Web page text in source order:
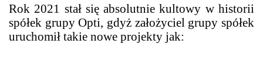
Rok 2021 stał się absolutnie kultowy w historii
spółek grupy Opti, gdyż założyciel grupy spółek
uruchomił takie nowe projekty jak: